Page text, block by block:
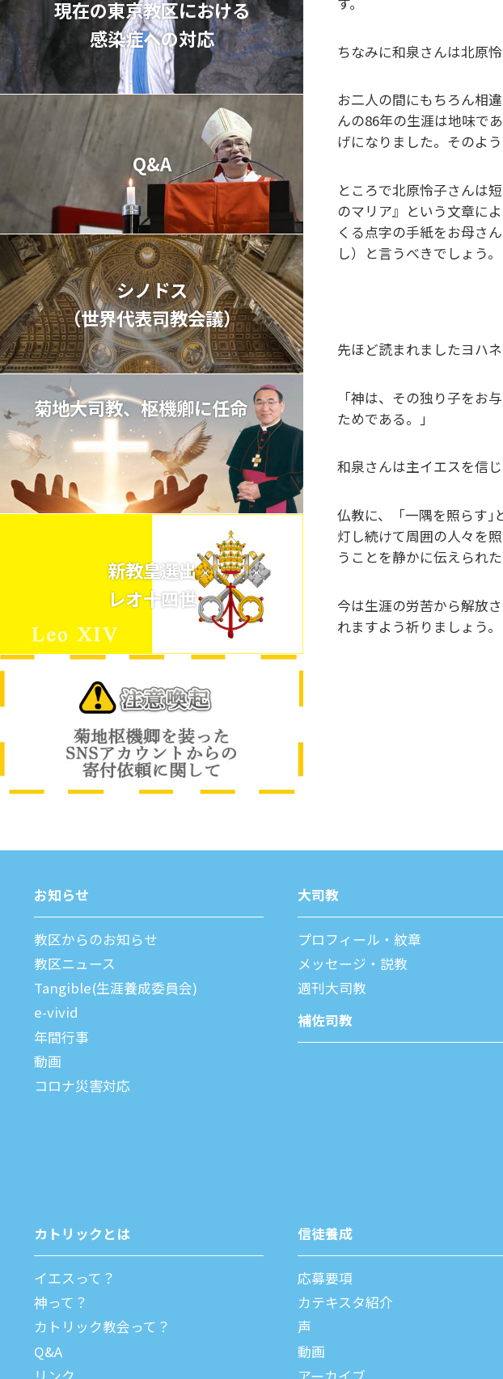
ちなみに和泉さんは北原
お二人の間にもちろん相
んの86年の生涯は地味で
げになりました。そのよ
ところで北原怜子さんは
のマリア』という文章に
くる点字の手紙をお母さ
し）と言うべきでしょう。
先ほど読まれましたヨハ
「神は、その独り子をお
ためである。｣
和泉さんは主イエスを信
仏教に、「一隅を照らす｣
灯し続けて周囲の人々を
うことを静かに伝えられた
今は生涯の労苦から解放
れますよう祈りましょう。
現在の東京教区における
感染症への対応
Q&A
シノドス
（世界代表司教会議）
菊地大司教、枢機卿に任命
新教皇選出
レオ十四世
お知らせ
教区からのお知らせ
教区ニュース
Tangible(生涯養成委員会)
e-vivid
年間⾏事
動画
コロナ災害対応
⼤司教
プロフィール・紋章
メッセージ・説教
週刊⼤司教
補佐司教
カトリックとは
イエスって？
神って？
カトリック教会って？
Q&A
信徒養成
応募要項
カテキスタ紹介
声
動画